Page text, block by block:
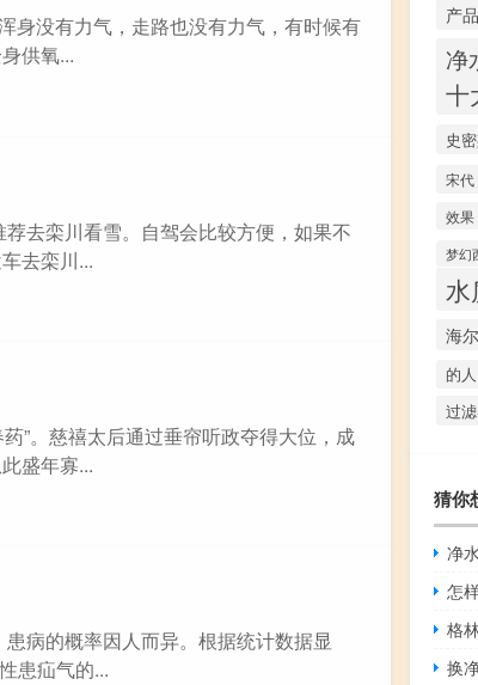
身没有力气，走路也没有力气，有时候有
供氧...
去栾川看雪。自驾会比较方便，如果不
去栾川...
”。慈禧太后通过垂帘听政夺得大位，成
盛年寡...
病的概率因人而异。根据统计数据显
患疝气的...
产品
净
十
史
宋代
效果
梦幻
水
海尔
的人
过
猜你
净
怎
格
换